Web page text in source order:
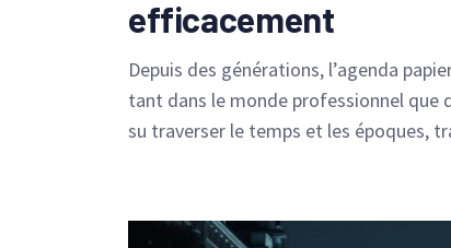
efficacement
Depuis des générations, l’agenda
tant dans le monde professionnel que
su traverser le temps et les époques,